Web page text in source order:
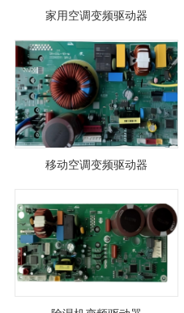
家用空调变频驱动器
移动空调变频驱动器